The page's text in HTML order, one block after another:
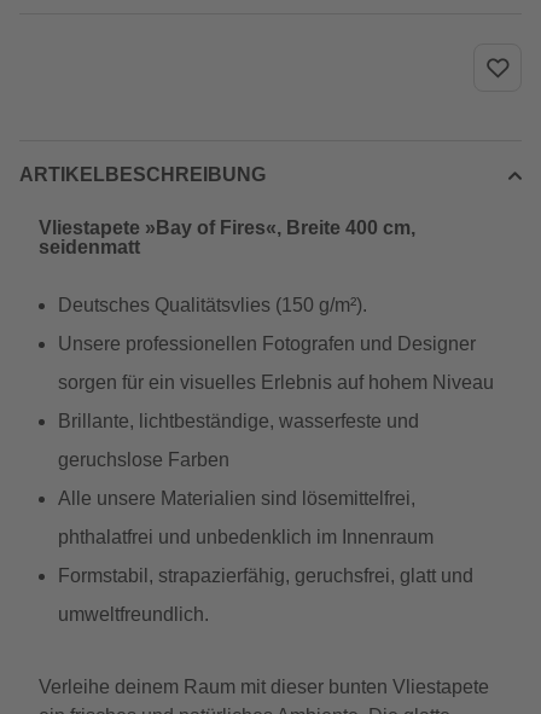
ARTIKELBESCHREIBUNG
Vliestapete »Bay of Fires«, Breite 400 cm,
seidenmatt
Deutsches Qualitätsvlies (150 g/m²).
Unsere professionellen Fotografen und Designer
sorgen für ein visuelles Erlebnis auf hohem Niveau
Brillante, lichtbeständige, wasserfeste und
geruchslose Farben
Alle unsere Materialien sind lösemittelfrei,
phthalatfrei und unbedenklich im Innenraum
Formstabil, strapazierfähig, geruchsfrei, glatt und
umweltfreundlich.
Verleihe deinem Raum mit dieser bunten Vliestapete